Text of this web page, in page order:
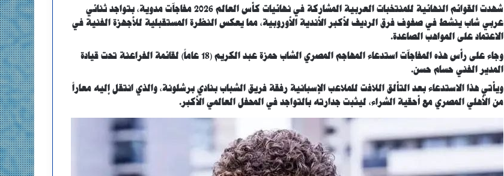
شهدت القوائم النهائية للمنتخبات العربية المشاركة في نهائيات كأس العالم 2026 مفاجآت مدوية، بتواجد ثنائي
عربي شاب ينشط في صفوف فرق الرديف لأكبر الأندية الأوروبية، مما يعكس النظرة المستقبلية للأجهزة الفنية في
الاعتماد على المواهب الصاعدة.
وجاء على رأس هذه المفاجآت استدعاء المهاجم المصري الشاب حمزة عبد الكريم (18 عاماً) لقائمة الفراعنة تحت قيادة
المدير الفني حسام حسن.
ويأتي هذا الاستدعاء بعد التألق اللافت للملاعب الإسبانية رفقة فريق الشباب بنادي برشلونة، والذي انتقل إليه معاراً
من الأهلي المصري مع أحقية الشراء، ليثبت جدارته بالتواجد في المحفل العالمي الأكبر.